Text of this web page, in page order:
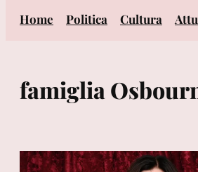
Home Politica Cultura
famiglia